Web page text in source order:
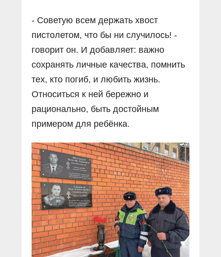
- Советую всем держать хвост
пистолетом, что бы ни случилось! -
говорит он. И добавляет: важно
сохранять личные качества, помнить
тех, кто погиб, и любить жизнь.
Относиться к ней бережно и
рационально, быть достойным
примером для ребёнка.